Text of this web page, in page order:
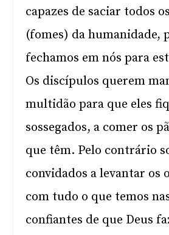
capazes de saciar todos
(fomes) da humanidade,
fechamos em nós para
Os discípulos querem
multidão para que eles
sossegados, a comer os
que têm. Pelo contrário
convidados a levantar os
com tudo o que temos
confiantes de que Deus